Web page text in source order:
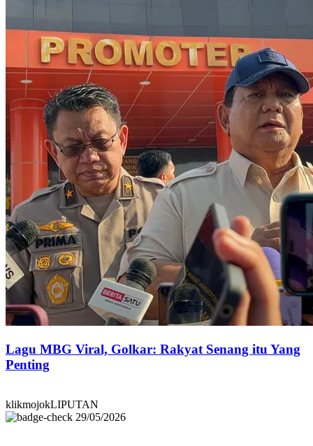
Lagu MBG Viral, Golkar: Rakyat Senang itu Yang
Penting
klikmojokLIPUTAN
29/05/2026